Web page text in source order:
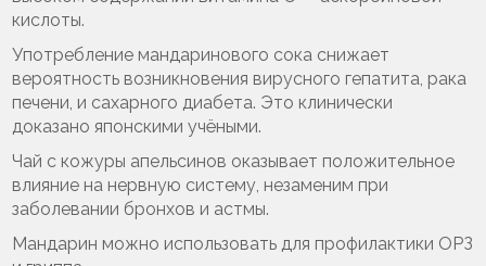
кислоты.
Употребление мандаринового сока снижает
вероятность возникновения вирусного гепатита, рака
печени, и сахарного диабета. Это клинически
доказано японскими учёными.
Чай с кожуры апельсинов оказывает положительное
влияние на нервную систему, незаменим при
заболевании бронхов и астмы.
Мандарин можно использовать для профилактики ОРЗ